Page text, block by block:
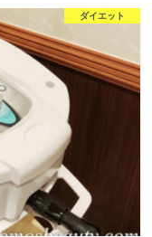
ダイエット